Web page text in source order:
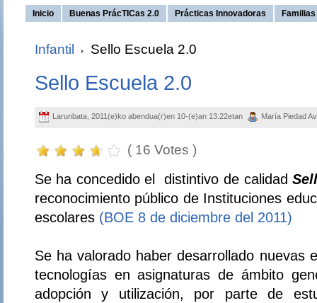
Inicio Buenas PrácTICas 2.0 Prácticas Innovadoras
Infantil Sello Escuela 2.0
Sello Escuela 2.0
Larunbata, 2011(e)ko abendua(r)en 10-(e)an 13:22etan María Piedad
( 16 Votes )
Se ha concedido el distintivo de calidad
reconocimiento público de Instituciones
escolares(BOE 8 de diciembre del 2011)
Se ha valorado haber desarrollado nuevas
tecnologías en asignaturas de ámbito
adopción y utilización, por parte de